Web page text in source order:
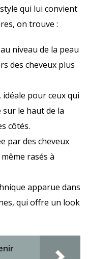
qui lui convient
on trouve :
niveau de la peau
des cheveux plus
idéale pour ceux qui
le haut de la
côtés.
par des cheveux
rasés à
apparue dans
qui offre un look